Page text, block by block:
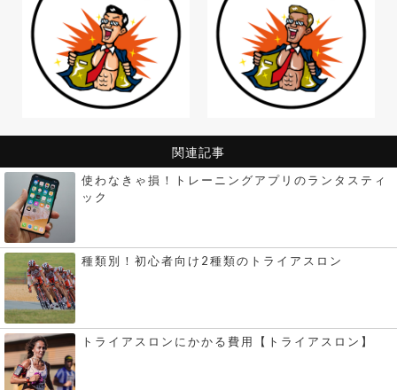
関連記事
使わなきゃ損！トレーニングアプリのランタスティ
ック
種類別！初心者向け2種類のトライアスロン
トライアスロンにかかる費用【トライアスロン】